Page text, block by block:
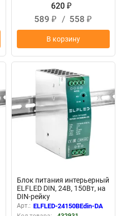
620 ₽
589 ₽ / 558 ₽
В корзину
Блок питания интерьерный
ELFLED DIN, 24В, 150Вт, на
DIN-рейку
Арт.: ELFLED-24150BEdin-DA